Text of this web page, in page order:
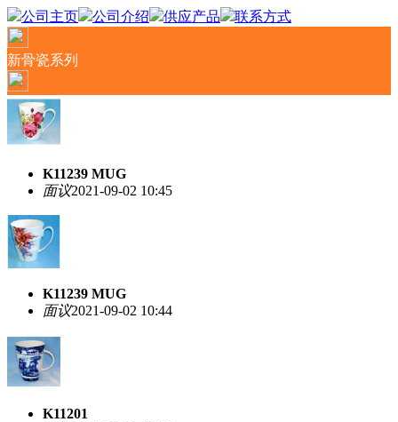
公司主页 公司介绍 供应产品 联系方式
新骨瓷系列
K11239 MUG
面议2021-09-02 10:45
K11239 MUG
面议2021-09-02 10:44
K11201